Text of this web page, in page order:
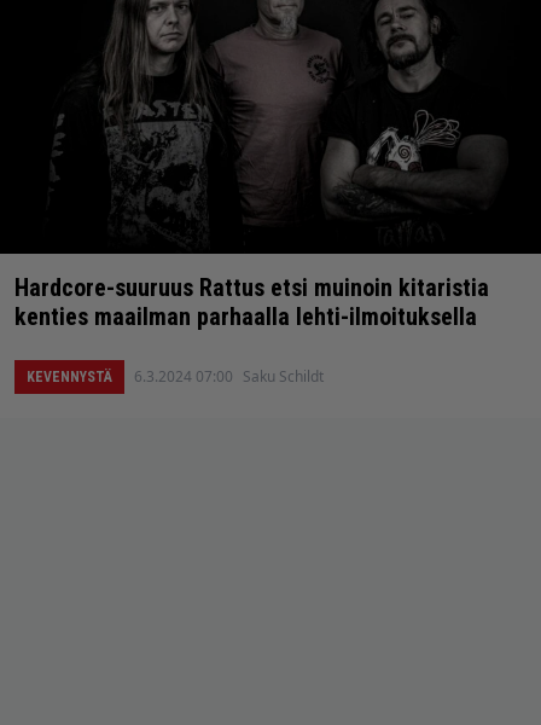
Hardcore-suuruus Rattus etsi muinoin kitaristia
kenties maailman parhaalla lehti-ilmoituksella
KEVENNYSTÄ 6.3.2024 07:00 Saku Schildt